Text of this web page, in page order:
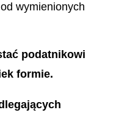
wymienionych
podatnikowi
formie.